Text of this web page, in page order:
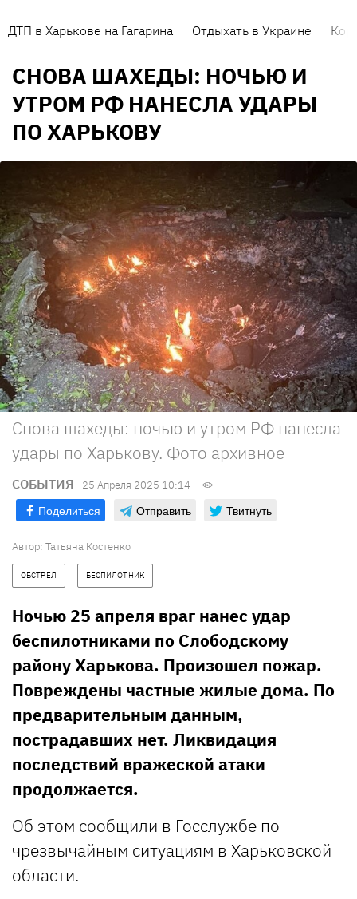
ДТП в Харькове на Гагарина Отдыхать в Украине
СНОВА ШАХЕДЫ: НОЧЬЮ И
УТРОМ РФ НАНЕСЛА УДАРЫ
ПО ХАРЬКОВУ
Снова шахеды: ночью и утром РФ нанесла
удары по Харькову. Фото архивное
СОБЫТИЯ 25 Апреля 2025 10:14
Поделиться Отправить Твитнуть
Автор: Татьяна Костенко
ОБСТРЕЛ БЕСПИЛОТНИК
Ночью 25 апреля враг нанес удар
беспилотниками по Слободскому
району Харькова. Произошел пожар.
Повреждены частные жилые дома. По
предварительным данным,
пострадавших нет. Ликвидация
последствий вражеской атаки
продолжается.
Об этом сообщили в Госслужбе по
чрезвычайным ситуациям в Харьковской
области.